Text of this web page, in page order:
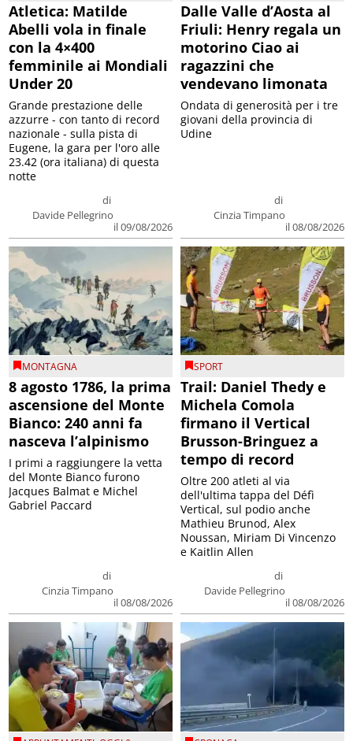
Atletica: Matilde
Abelli vola in finale
con la 4×400
femminile ai Mondiali
Under 20
di
Davide Pellegrino
il 09/08/2026
Grande prestazione delle
azzurre - con tanto di record
nazionale - sulla pista di
Eugene, la gara per l'oro alle
23.42 (ora italiana) di questa
notte
Dalle Valle d’Aosta al
Friuli: Henry regala un
motorino Ciao ai
ragazzini che
vendevano limonata
di
Cinzia Timpano
il 08/08/2026
Ondata di generosità per i tre
giovani della provincia di
Udine
MONTAGNA
8 agosto 1786, la prima
ascensione del Monte
Bianco: 240 anni fa
nasceva l’alpinismo
di
Cinzia Timpano
il 08/08/2026
I primi a raggiungere la vetta
del Monte Bianco furono
Jacques Balmat e Michel
Gabriel Paccard
SPORT
Trail: Daniel Thedy e
Michela Comola
firmano il Vertical
Brusson-Bringuez a
tempo di record
di
Davide Pellegrino
il 08/08/2026
Oltre 200 atleti al via
dell'ultima tappa del Défì
Vertical, sul podio anche
Mathieu Brunod, Alex
Noussan, Miriam Di Vincenzo
e Kaitlin Allen